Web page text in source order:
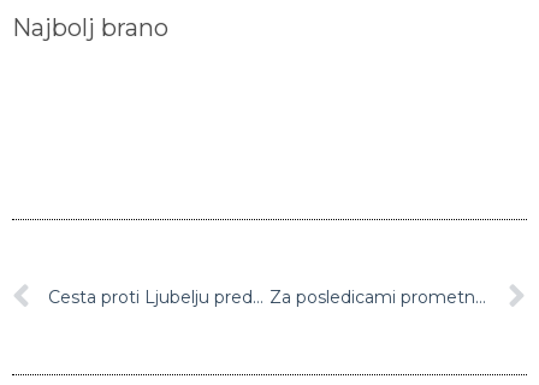
Najbolj brano
Cesta proti Ljubelju predvidoma zaprta mesec in pol Za posledicami prometne nesreče umrl 28-letni češki nogometni reprezentant